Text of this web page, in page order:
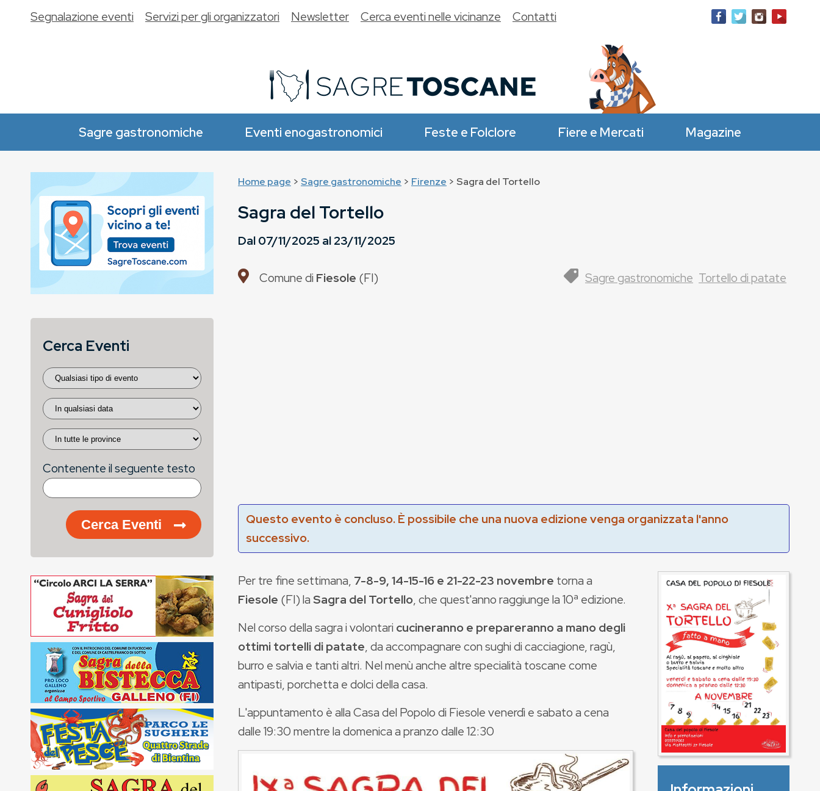
Sagre gastronomiche Eventi enogastronomici Feste e Folclore Fiere e Mercati Magazine
Segnalazione eventi Servizi per gli organizzatori Newsletter Cerca eventi nelle vicinanze Contatti
Home page > Sagre gastronomiche > Firenze > Sagra del Tortello
Sagra del Tortello
Dal07/11/2025 al23/11/2025
Comune di Fiesole (FI) Sagre gastronomiche Tortello di patate
Questo evento è concluso. È possibile che una nuova edizione venga organizzata l'anno
successivo.
Per tre fine settimana, 7-8-9, 14-15-16 e 21-22-23 novembre torna a
Fiesole (FI) laSagra del Tortello, che quest'anno raggiunge la 10ª edizione.
Nel corso della sagra i volontari cucineranno e prepareranno a mano degli
ottimi tortelli di patate, da accompagnare con sughi di cacciagione, ragù,
burro e salvia e tanti altri. Nel menù anche altre specialità toscane come
antipasti, porchetta e dolci della casa.
L'appuntamento è alla Casa del Popolo di Fiesole venerdì e sabato a cena
dalle 19:30 mentre la domenica a pranzo dalle 12:30
Cerca Eventi
Contenente il seguente testo
Cerca Eventi